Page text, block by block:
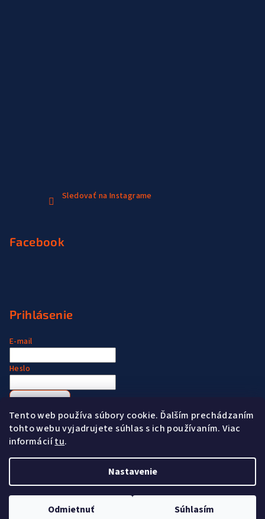
Tento web používa súbory cookie. Ďalším prechádzaním
tohto webu vyjadrujete súhlas s ich používaním. Viac
informáciítu.
Nastavenie
Odmietnuť Súhlasím
Sledovať na Instagrame
Facebook
Prihlásenie
E-mail
Heslo
Nová registráciaZabudnuté heslo
vyhradené.